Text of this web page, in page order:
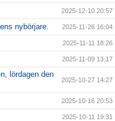
2025-12-10 20:57
nybörjare. 2025-11-26 16:04
2025-11-11 18:26
2025-11-09 13:17
lördagen den
2025-10-27 14:27
2025-10-16 20:53
2025-10-11 19:31